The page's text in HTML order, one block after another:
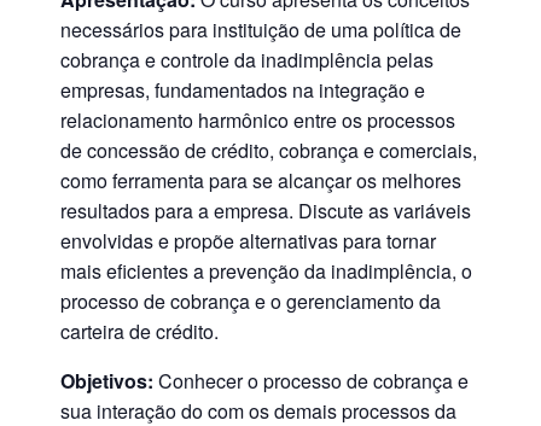
necessários para instituição de uma política de
cobrança e controle da inadimplência pelas
empresas, fundamentados na integração e
relacionamento harmônico entre os processos
de concessão de crédito, cobrança e comerciais,
como ferramenta para se alcançar os melhores
resultados para a empresa. Discute as variáveis
envolvidas e propõe alternativas para tornar
mais eficientes a prevenção da inadimplência, o
processo de cobrança e o gerenciamento da
carteira de crédito.
Objetivos: Conhecer o processo de cobrança e
sua interação do com os demais processos da